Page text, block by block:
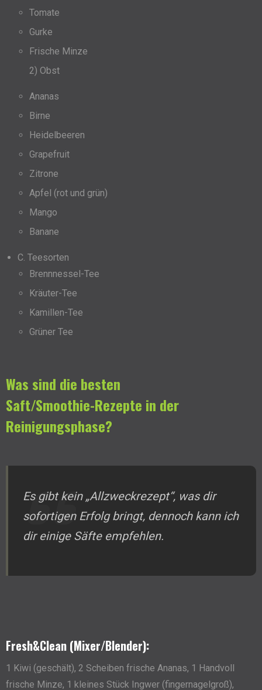
Tomate
Gurke
Frische Minze
2) Obst
Ananas
Birne
Heidelbeeren
Grapefruit
Zitrone
Apfel (rot und grün)
Mango
Banane
C. Teesorten
Brennnessel-Tee
Kräuter-Tee
Kamillen-Tee
Grüner Tee
Was sind die besten
Saft/Smoothie-Rezepte in der
Reinigungsphase?
Es gibt kein „Allzweckrezept“, was dir
sofortigen Erfolg bringt, dennoch kann ich
dir einige Säfte empfehlen.
Fresh&Clean (Mixer/Blender):
1 Kiwi (geschält), 2 Scheiben frische Ananas, 1 Handvoll
frische Minze, 1 kleines Stück Ingwer (fingernagelgroß),